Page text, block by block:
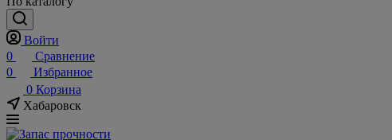
Войти
0
Сравнение
0
Избранное
0 Корзина
Хабаровск